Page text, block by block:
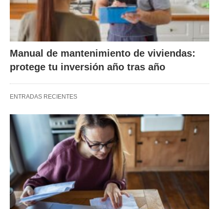
Manual de mantenimiento de viviendas:
protege tu inversión año tras año
ENTRADAS RECIENTES